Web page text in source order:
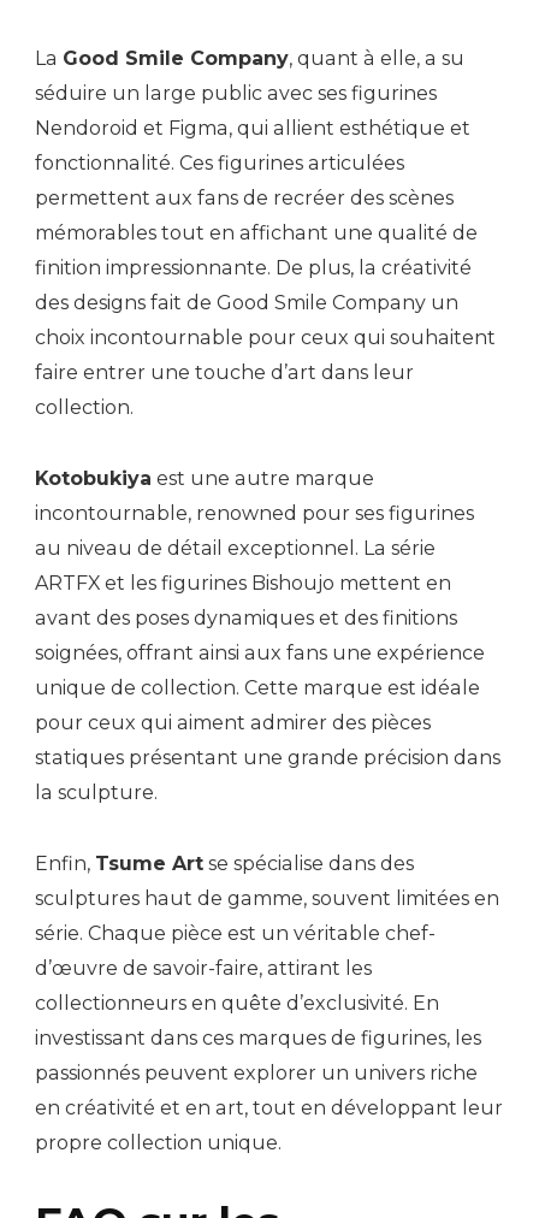
La Good Smile Company, quant à elle, a su
séduire un large public avec ses figurines
Nendoroid et Figma, qui allient esthétique et
fonctionnalité. Ces figurines articulées
permettent aux fans de recréer des scènes
mémorables tout en affichant une qualité de
finition impressionnante. De plus, la créativité
des designs fait de Good Smile Company un
choix incontournable pour ceux qui souhaitent
faire entrer une touche d’art dans leur
collection.
Kotobukiya est une autre marque
incontournable, renowned pour ses figurines
au niveau de détail exceptionnel. La série
ARTFX et les figurines Bishoujo mettent en
avant des poses dynamiques et des finitions
soignées, offrant ainsi aux fans une expérience
unique de collection. Cette marque est idéale
pour ceux qui aiment admirer des pièces
statiques présentant une grande précision dans
la sculpture.
Enfin, Tsume Art se spécialise dans des
sculptures haut de gamme, souvent limitées en
série. Chaque pièce est un véritable chef-
d’œuvre de savoir-faire, attirant les
collectionneurs en quête d’exclusivité. En
investissant dans ces marques de figurines, les
passionnés peuvent explorer un univers riche
en créativité et en art, tout en développant leur
propre collection unique.